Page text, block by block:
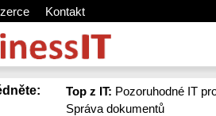
Kontakt
Top z IT: Pozoruhodné IT
Správa dokumentů